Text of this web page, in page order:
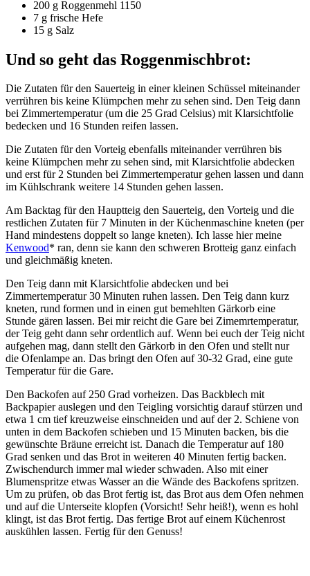
200 g Roggenmehl 1150
7 g frische Hefe
15 g Salz
Und so geht das Roggenmischbrot:
Die Zutaten für den Sauerteig in einer kleinen Schüssel miteinander
verrühren bis keine Klümpchen mehr zu sehen sind. Den Teig dann
bei Zimmertemperatur (um die 25 Grad Celsius) mit Klarsichtfolie
bedecken und 16 Stunden reifen lassen.
Die Zutaten für den Vorteig ebenfalls miteinander verrühren bis
keine Klümpchen mehr zu sehen sind, mit Klarsichtfolie abdecken
und erst für 2 Stunden bei Zimmertemperatur gehen lassen und dann
im Kühlschrank weitere 14 Stunden gehen lassen.
Am Backtag für den Hauptteig den Sauerteig, den Vorteig und die
restlichen Zutaten für 7 Minuten in der Küchenmaschine kneten (per
Hand mindestens doppelt so lange kneten). Ich lasse hier meine
Kenwood* ran, denn sie kann den schweren Brotteig ganz einfach
und gleichmäßig kneten.
Den Teig dann mit Klarsichtfolie abdecken und bei
Zimmertemperatur 30 Minuten ruhen lassen. Den Teig dann kurz
kneten, rund formen und in einen gut bemehlten Gärkorb eine
Stunde gären lassen. Bei mir reicht die Gare bei Zimemrtemperatur,
der Teig geht dann sehr ordentlich auf. Wenn bei euch der Teig nicht
aufgehen mag, dann stellt den Gärkorb in den Ofen und stellt nur
die Ofenlampe an. Das bringt den Ofen auf 30-32 Grad, eine gute
Temperatur für die Gare.
Den Backofen auf 250 Grad vorheizen. Das Backblech mit
Backpapier auslegen und den Teigling vorsichtig darauf stürzen und
etwa 1 cm tief kreuzweise einschneiden und auf der 2. Schiene von
unten in dem Backofen schieben und 15 Minuten backen, bis die
gewünschte Bräune erreicht ist. Danach die Temperatur auf 180
Grad senken und das Brot in weiteren 40 Minuten fertig backen.
Zwischendurch immer mal wieder schwaden. Also mit einer
Blumenspritze etwas Wasser an die Wände des Backofens spritzen.
Um zu prüfen, ob das Brot fertig ist, das Brot aus dem Ofen nehmen
und auf die Unterseite klopfen (Vorsicht! Sehr heiß!), wenn es hohl
klingt, ist das Brot fertig. Das fertige Brot auf einem Küchenrost
auskühlen lassen. Fertig für den Genuss!